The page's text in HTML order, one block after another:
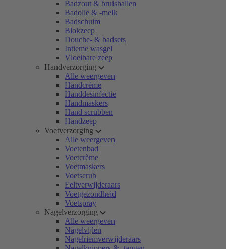
Badzout & bruisballen
Badolie & -melk
Badschuim
Blokzeep
Douche- & badsets
Intieme wasgel
Vloeibare zeep
Handverzorging
Alle weergeven
Handcrème
Handdesinfectie
Handmaskers
Hand scrubben
Handzeep
Voetverzorging
Alle weergeven
Voetenbad
Voetcrème
Voetmaskers
Voetscrub
Eeltverwijderaars
Voetgezondheid
Voetspray
Nagelverzorging
Alle weergeven
Nagelvijlen
Nagelriemverwijderaars